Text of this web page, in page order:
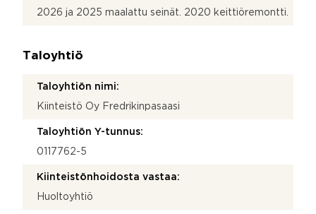
2026 ja 2025 maalattu seinät. 2020 keittiöremontti.
Taloyhtiö
Taloyhtiön nimi:
Kiinteistö Oy Fredrikinpasaasi
Taloyhtiön Y-tunnus:
0117762-5
Kiinteistönhoidosta vastaa:
Huoltoyhtiö